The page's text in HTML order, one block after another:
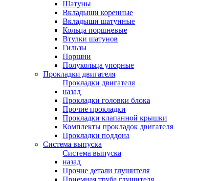
Шатуны
Вкладыши коренные
Вкладыши шатунные
Кольца поршневые
Втулки шатунов
Гильзы
Поршни
Полукольца упорные
Прокладки двигателя
Прокладки двигателя
назад
Прокладки головки блока
Прочие прокладки
Прокладки клапанной крышки
Комплекты прокладок двигателя
Прокладки поддона
Система выпуска
Система выпуска
назад
Прочие детали глушителя
Приемная труба глушителя